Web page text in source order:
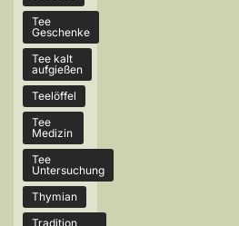
Tee
Geschenke
Tee kalt
aufgießen
Teelöffel
Tee
Medizin
Tee
Untersuchung
Thymian
Tradition